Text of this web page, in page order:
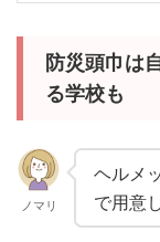
防災頭巾は
る学校も
ノマリ
ヘルメ
で用意